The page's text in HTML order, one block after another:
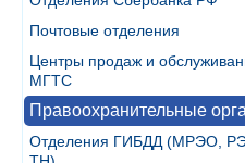
Почтовые отделения
Центры продаж и
МГТС
Правоохранительные
Отделения ГИБДД (МРЭО,